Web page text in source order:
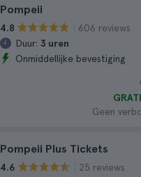
Pompeii
4.8
606 reviews
Duur: 3 uren
Onmiddellijke bevestiging
Geen
Pompeii Plus Tickets
4.6 25 reviews